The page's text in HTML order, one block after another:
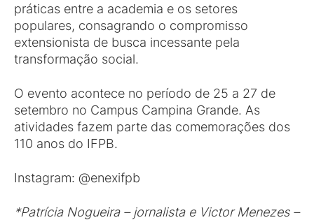
práticas entre a academia e os setores
populares, consagrando o compromisso
extensionista de busca incessante pela
transformação social.
O evento acontece no período de 25 a 27 de
setembro no Campus Campina Grande. As
atividades fazem parte das comemorações dos
110 anos do IFPB.
Instagram: @enexifpb
*Patrícia Nogueira – jornalista e Victor Menezes –